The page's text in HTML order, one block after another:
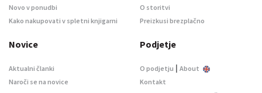
Novo v ponudbi
Kako nakupovati v spletni knjigarni
O storitvi
Preizkusi brezplačno
Novice
Aktualni članki
Naroči se na novice
Podjetje
O podjetju | About
Kontakt